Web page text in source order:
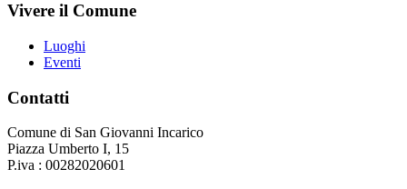
Vivere il Comune
Luoghi
Eventi
Contatti
Comune di San Giovanni Incarico
Piazza Umberto I, 15
P.iva : 00282020601